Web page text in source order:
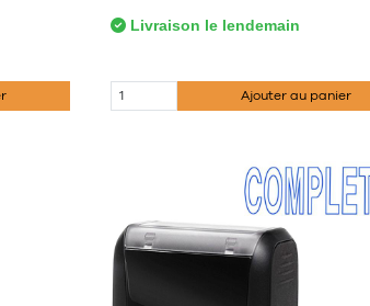
Livraison le lendemain
Ajouter au panier